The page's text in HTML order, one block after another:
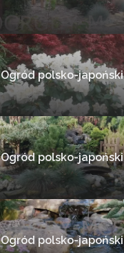
Ogród polsko-japoński
Ogród polsko-japoński
Ogród polsko-japoński